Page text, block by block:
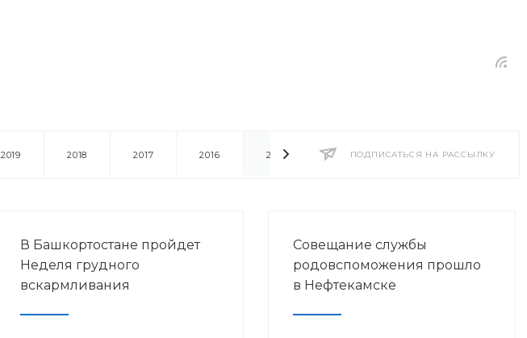
ПОДПИСАТЬСЯ НА РАССЫЛКУ
2019 2018 2017 2016 2014 2013 2012 2011
В Башкортостане пройдет
Неделя грудного
вскармливания
Совещание службы
родовспоможения прошло
в Нефтекамске